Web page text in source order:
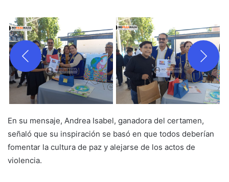
En su mensaje, Andrea Isabel, ganadora del certamen,
señaló que su inspiración se basó en que todos deberían
fomentar la cultura de paz y alejarse de los actos de
violencia.